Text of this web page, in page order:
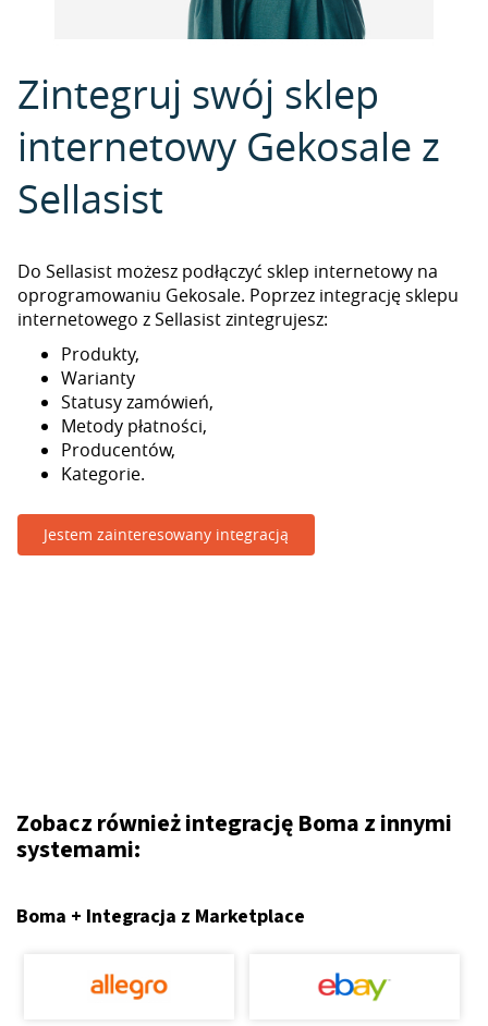
Zintegruj swój sklep
internetowy Gekosale z
Sellasist
Do Sellasist możesz podłączyć sklep internetowy na
oprogramowaniu Gekosale. Poprzez integrację sklepu
internetowego z Sellasist zintegrujesz:
Produkty,
Warianty
Statusy zamówień,
Metody płatności,
Producentów,
Kategorie.
Jestem zainteresowany integracją
Zobacz również integrację Boma z innymi
systemami:
Boma + Integracja z Marketplace